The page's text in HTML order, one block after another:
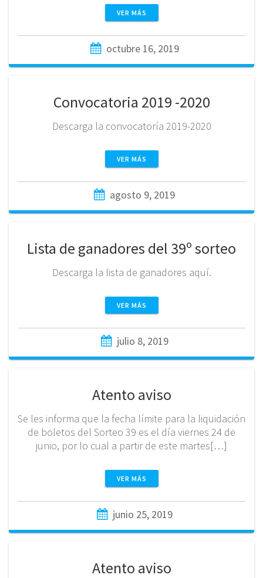
VER MÁS
octubre 16, 2019
Convocatoria 2019 -2020
Descarga la convocatoría 2019-2020
VER MÁS
agosto 9, 2019
Lista de ganadores del 39º sorteo
Descarga la lista de ganadores aquí.
VER MÁS
julio 8, 2019
Atento aviso
Se les informa que la fecha límite para la liquidación
de boletos del Sorteo 39 es el día viernes 24 de
junio, por lo cual a partir de este martes[…]
VER MÁS
junio 25, 2019
Atento aviso